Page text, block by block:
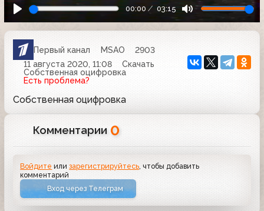
00:00 03:15
Первый канал MSAO
2903
11 августа 2020, 11:08
Скачать
Собственная оцифровка
Есть проблема?
Собственная оцифровка
Комментарии 0
Войдите илизарегистрируйтесь, чтобы добавить
комментарий
Вход через Телеграм